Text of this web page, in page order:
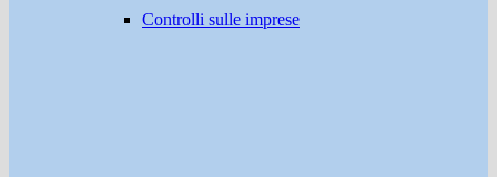
Controlli sulle imprese